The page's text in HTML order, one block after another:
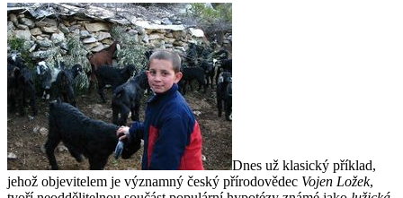
Dnes už klasický příklad,
jehož objevitelem je významný český přírodovědec Vojen Ložek,